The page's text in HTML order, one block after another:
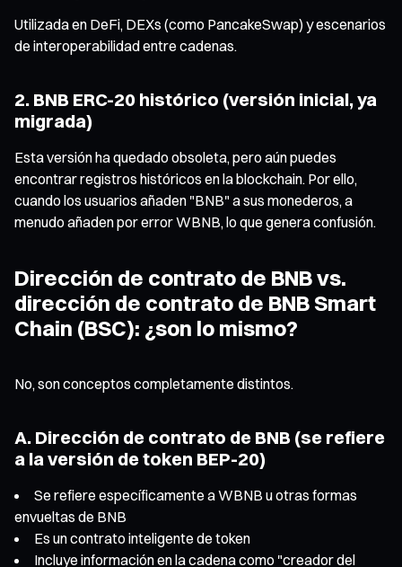
Utilizada en DeFi, DEXs (como PancakeSwap) y escenarios
de interoperabilidad entre cadenas.
2. BNB ERC-20 histórico (versión inicial, ya
migrada)
Esta versión ha quedado obsoleta, pero aún puedes
encontrar registros históricos en la blockchain. Por ello,
cuando los usuarios añaden "BNB" a sus monederos, a
menudo añaden por error WBNB, lo que genera confusión.
Dirección de contrato de BNB vs.
dirección de contrato de BNB Smart
Chain (BSC): ¿son lo mismo?
No, son conceptos completamente distintos.
A. Dirección de contrato de BNB (se refiere
a la versión de token BEP-20)
Se refiere específicamente a WBNB u otras formas
envueltas de BNB
Es un contrato inteligente de token
Incluye información en la cadena como "creador del